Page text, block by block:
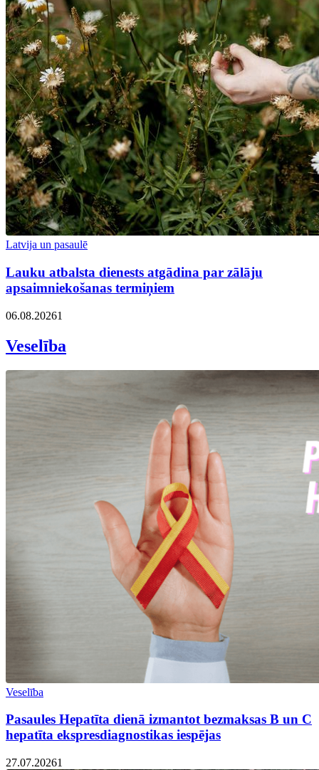
Latvija un pasaulē
Lauku atbalsta dienests atgādina par zālāju
apsaimniekošanas termiņiem
06.08.20261
Veselība
Veselība
Pasaules Hepatīta dienā izmantot bezmaksas B un C
hepatīta ekspresdiagnostikas iespējas
27.07.20261